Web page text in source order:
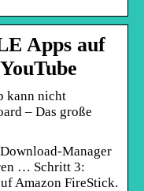
Apps auf
kann nicht
– Das große
Manager
… Schritt 3:
Amazon FireStick.